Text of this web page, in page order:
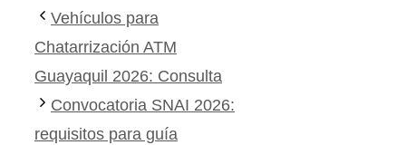
Vehículos para
Chatarrización ATM
Guayaquil 2026: Consulta
Convocatoria SNAI 2026:
requisitos para guía